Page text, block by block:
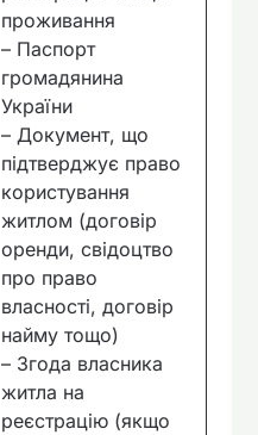
проживання
– Паспорт
громадянина
України
– Документ, що
підтверджує право
користування
житлом (договір
оренди, свідоцтво
про право
власності, договір
найму тощо)
– Згода власника
житла на
реєстрацію (якщо